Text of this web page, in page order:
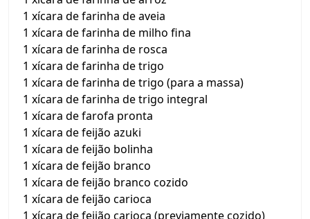
1 xícara de farinha de aveia
1 xícara de farinha de milho fina
1 xícara de farinha de rosca
1 xícara de farinha de trigo
1 xícara de farinha de trigo (para a massa)
1 xícara de farinha de trigo integral
1 xícara de farofa pronta
1 xícara de feijão azuki
1 xícara de feijão bolinha
1 xícara de feijão branco
1 xícara de feijão branco cozido
1 xícara de feijão carioca
1 xícara de feijão carioca (previamente cozido)